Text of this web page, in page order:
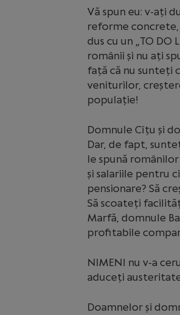
Vă spun eu: v-ați
reforme concrete,
dus cu un „TO DO
românii și nu ați
față că nu sunteți
veniturilor,
populație!
Domnule Cîțu și
Dar, de fapt,
le spună
și salariile pentru
pensionare? Să
Să scoateți
Marfă, domnule
profitabile
NIMENI nu v-a
aduceți
Doamnelor și